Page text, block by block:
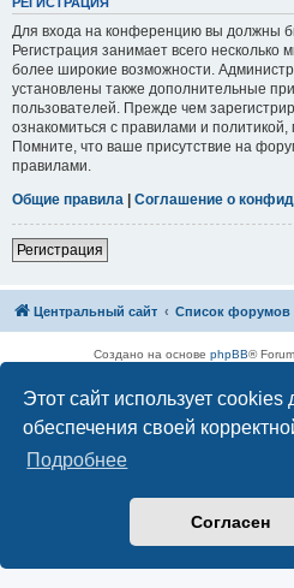
Этот сайт использует cookies
обеспечения своей
Подробнее
Согласен
РЕГИСТРАЦИЯ
Для входа на конференцию вы должны
Регистрация занимает всего несколько
более широкие возможности.
установлены также дополнительные
пользователей. Прежде чем
ознакомиться с правилами и
Помните, что ваше присутствие на
правилами.
Общие правила | Соглашение о
Регистрация
Центральный сайт Список форумов
Создано на основе phpBB®